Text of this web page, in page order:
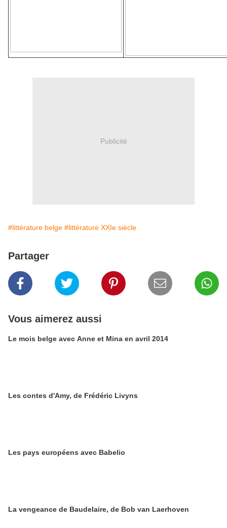
Publicité
#littérature belge #littérature XXIe siècle
Partager
Vous aimerez aussi
Le mois belge avec Anne et Mina en avril 2014
Les contes d'Amy, de Frédéric Livyns
Les pays européens avec Babelio
La vengeance de Baudelaire, de Bob van Laerhoven